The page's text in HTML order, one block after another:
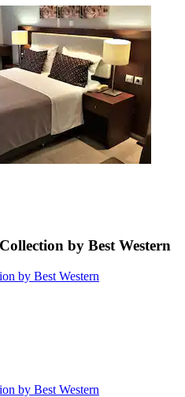
by Best Western
by Best Western
by Best Western